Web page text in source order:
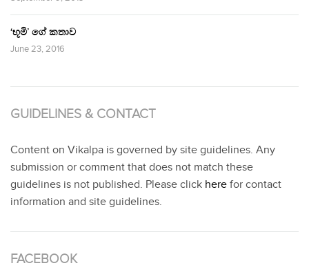
‘භූමි’ ගේ කතාව
June 23, 2016
GUIDELINES & CONTACT
Content on Vikalpa is governed by site guidelines. Any
submission or comment that does not match these
guidelines is not published. Please click here for contact
information and site guidelines.
FACEBOOK